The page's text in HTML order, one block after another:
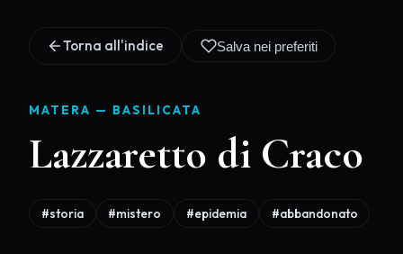
Torna all'indice Salva nei preferiti
MATERA — BASILICATA
Lazzaretto di Craco
#storia #mistero #epidemia #abbandonato